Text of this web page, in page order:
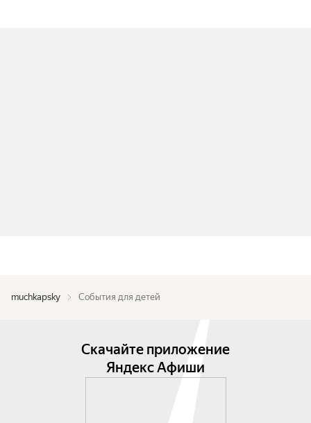
muchkapsky События для детей
Скачайте приложение
Яндекс Афиши